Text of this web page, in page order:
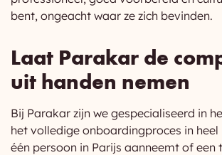
bent, ongeacht waar ze zich bevinden.
Laat Parakar de
uit handen nemen
Bij Parakar zijn we gespecialiseerd in
het volledige onboardingproces in heel
één persoon in Parijs aanneemt of een